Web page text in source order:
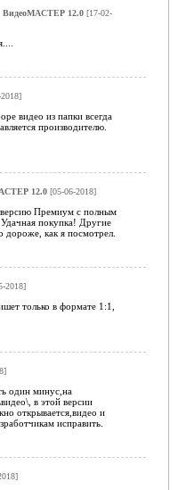
ВидеоМАСТЕР 12.0[17-02-
видео из папки всегда
производителю.
12.0[05-06-2018]
Премиум с полным
покупка! Другие
дороже, как я посмотрел.
2018]
только в формате 1:1,
один минус,на
в этой версии
открывается,видео и
исправить.